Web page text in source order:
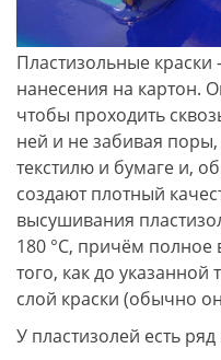
Пластизольные
нанесения на картон.
чтобы проходить
ней и не забивая
текстилю и бумаге и,
создают плотный
высушивания
180 °С, причём полное
того, как до
слой краски (обычно
У пластизолей есть